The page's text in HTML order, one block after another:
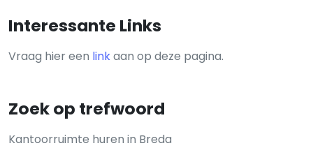
Interessante Links
Vraag hier een linkaan op deze pagina.
Zoek op trefwoord
Kantoorruimte huren in Breda